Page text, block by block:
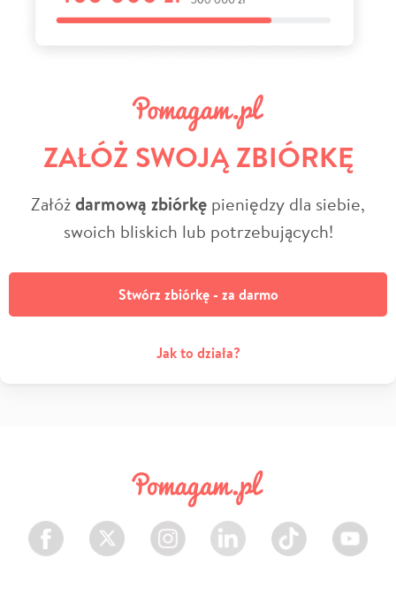
ZAŁÓŻ SWOJĄ ZBIÓRKĘ
Załóżdarmową zbiórkę pieniędzy dla siebie,
swoich bliskich lub potrzebujących!
Stwórz zbiórkę - za darmo
Jak to działa?
Facebook Twitter Instagram LinkedIn TikTok Youtube